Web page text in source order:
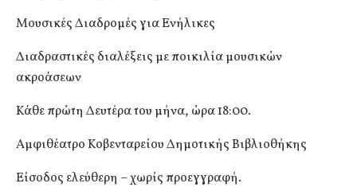
Μουσικές Διαδρομές για Ενήλικες
Διαδραστικές διαλέξεις με ποικιλία μουσικών
ακροάσεων
Κάθε πρώτη Δευτέρα του μήνα, ώρα 18:00.
Αμφιθέατρο Κοβενταρείου Δημοτικής Βιβλιοθήκης
Είσοδος ελεύθερη – χωρίς προεγγραφή.